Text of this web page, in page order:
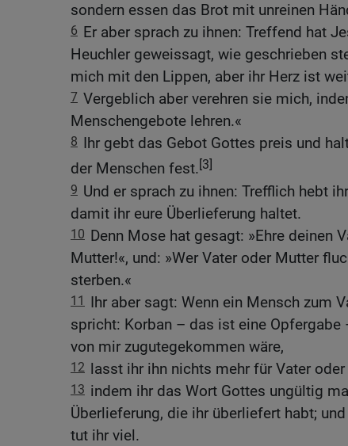
sondern essen das Brot mit unreinen
6 Er aber sprach zu ihnen: Treffend hat
Heuchler geweissagt, wie geschrieben
mich mit den Lippen, aber ihr Herz ist
7 Vergeblich aber verehren sie mich,
Menschengebote lehren.«
8 Ihr gebt das Gebot Gottes preis und
der Menschen fest.[3]
9 Und er sprach zu ihnen: Trefflich hebt
damit ihr eure Überlieferung haltet.
10 Denn Mose hat gesagt: »Ehre deinen
Mutter!«, und: »Wer Vater oder Mutter
sterben.«
11 Ihr aber sagt: Wenn ein Mensch zum
spricht: Korban – das ist eine Opfergabe
von mir zugutegekommen wäre,
12 lasst ihr ihn nichts mehr für Vater
13 indem ihr das Wort Gottes ungültig
Überlieferung, die ihr überliefert habt;
tut ihr viel.